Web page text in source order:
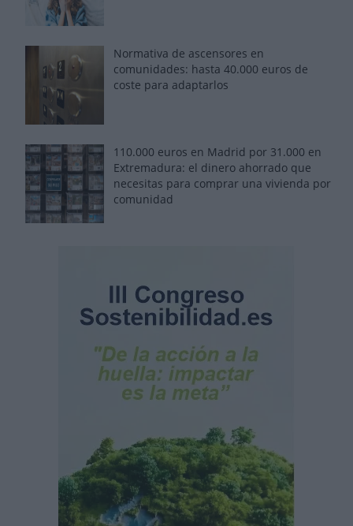
Normativa de ascensores en
comunidades: hasta 40.000 euros de
coste para adaptarlos
110.000 euros en Madrid por 31.000 en
Extremadura: el dinero ahorrado que
necesitas para comprar una vivienda por
comunidad